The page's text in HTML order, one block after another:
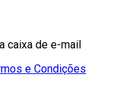
caixa de e-mail
e Condições